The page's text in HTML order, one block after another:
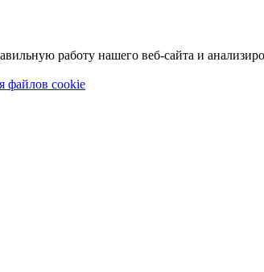
работу нашего веб-сайта и
файлов cookie